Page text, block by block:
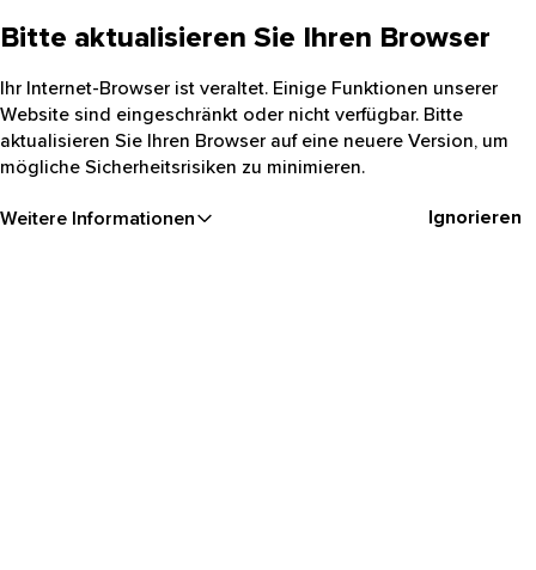
Bitte aktualisieren Sie Ihren Browser
Ihr Internet-Browser ist veraltet. Einige Funktionen unserer
Website sind eingeschränkt oder nicht verfügbar. Bitte
aktualisieren Sie Ihren Browser auf eine neuere Version, um
mögliche Sicherheitsrisiken zu minimieren.
Weitere Informationen Ignorieren